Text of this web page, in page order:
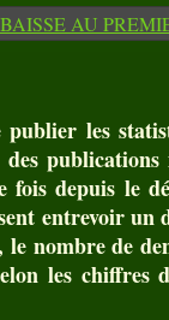
les
publications
depuis le
entrevoir un
nombre de
les chiffres